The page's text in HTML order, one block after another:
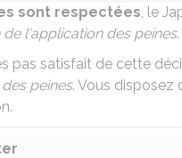
sont respectées, le
l'application des peines
pas satisfait de cette
peines. Vous disposez